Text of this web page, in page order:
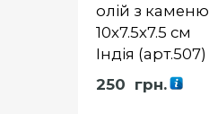
олій з каменю
10х7.5х7.5 см
Індія (арт.507)
250 грн.